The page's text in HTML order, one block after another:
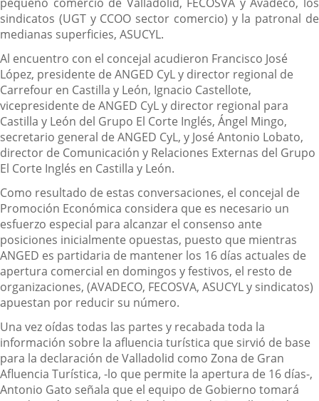
sindicatos (UGT y CCOO sector comercio) y la patronal de
medianas superficies, ASUCYL.
Al encuentro con el concejal acudieron Francisco José
López, presidente de ANGED CyL y director regional de
Carrefour en Castilla y León, Ignacio Castellote,
vicepresidente de ANGED CyL y director regional para
Castilla y León del Grupo El Corte Inglés, Ángel Mingo,
secretario general de ANGED CyL, y José Antonio Lobato,
director de Comunicación y Relaciones Externas del Grupo
El Corte Inglés en Castilla y León.
Como resultado de estas conversaciones, el concejal de
Promoción Económica considera que es necesario un
esfuerzo especial para alcanzar el consenso ante
posiciones inicialmente opuestas, puesto que mientras
ANGED es partidaria de mantener los 16 días actuales de
apertura comercial en domingos y festivos, el resto de
organizaciones, (AVADECO, FECOSVA, ASUCYL y sindicatos)
apuestan por reducir su número.
Una vez oídas todas las partes y recabada toda la
información sobre la afluencia turística que sirvió de base
para la declaración de Valladolid como Zona de Gran
Afluencia Turística, -lo que permite la apertura de 16 días-,
Antonio Gato señala que el equipo de Gobierno tomará